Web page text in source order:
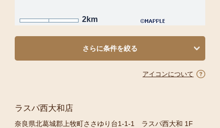
2km
さらに条件を絞る
アイコンについて
ラスパ西大和店
奈良県北葛城郡上牧町ささゆり台1-1-1 ラスパ西大和 1F